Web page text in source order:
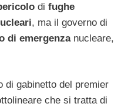
di fughe
, ma il governo di
di emergenzanucleare,
di gabinetto del premier
che si tratta di